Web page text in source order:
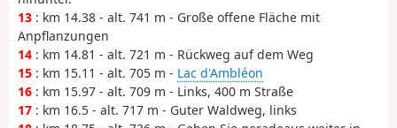
13 : km 14.38 - alt. 741 m - Große offene Fläche mit
Anpflanzungen
14 : km 14.81 - alt. 721 m - Rückweg auf dem Weg
15 : km 15.11 - alt. 705 m - Lac d'Ambléon
16 : km 15.97 - alt. 709 m - Links, 400 m Straße
17 : km 16.5 - alt. 717 m - Guter Waldweg, links